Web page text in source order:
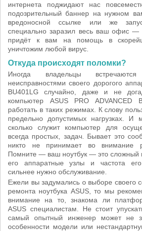
интернета поджидают нас
подозрительный баннер на нужном
вредоносной ссылке или же
специально заразил весь ваш офис —
придёт к вам на помощь в
уничтожим любой вирус.
Откуда происходят поломки?
Иногда владельцы
неисправностями своего дорогого
BU401LG случайно, даже и не
компьютер ASUS PRO ADVANCED
работать в таких режимах. К слову
предельно допустимых нагрузках. И
сколько служит компьютер для
всегда простых, задач. Бывает это
никто не принимает во внимание
Помните — ваш ноутбук — это
его аппаратные узлы и частота
сильнее нужно обслуживание.
Ежели вы задумались о выборе своего
ремонта ноутбука ASUS, то мы
внимание на то, знакома ли
ASUS специалистам. Не стоит
самый опытный инженер может не
особенности модели или